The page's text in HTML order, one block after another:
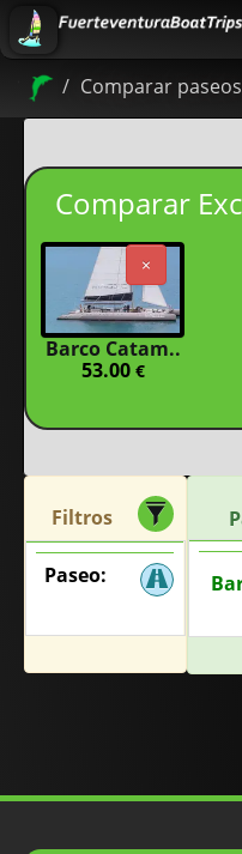
Comparar
Comparar
Barco Catam..
53.00 €
×
Filtros
Paseo: